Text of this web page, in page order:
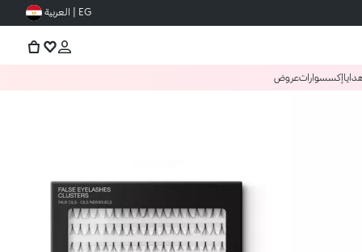
EG | العربية
إكسسواراتعروض